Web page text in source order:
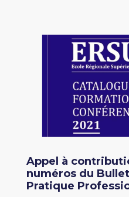
Appel à
numéros du
Pratique